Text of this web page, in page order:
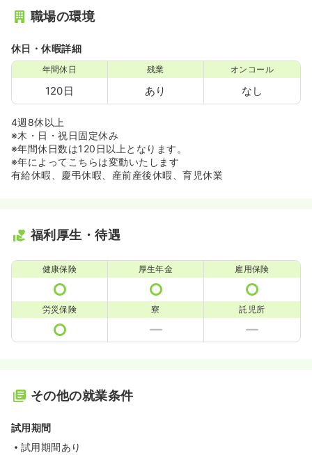
職場の環境
休日・休暇詳細
年間休日
120日
残業
あり
オンコール
なし
4週8休以上
※木・日・祝日固定休み
※年間休日数は120日以上となります。
※年によってこちらは変動いたします
有給休暇、慶弔休暇、産前産後休暇、育児休業
福利厚生・待遇
健康保険 厚生年金 雇用保険
労災保険 寮 託児所
その他の就業条件
試用期間
試用期間あり